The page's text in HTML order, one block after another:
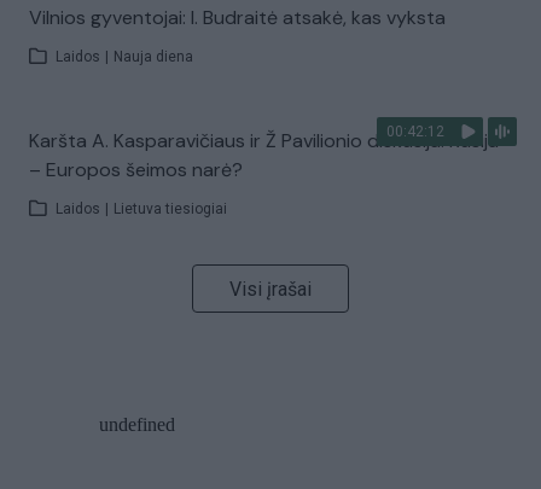
Vilnios gyventojai: I. Budraitė atsakė, kas vyksta
Laidos Nauja diena
00:42:12
Karšta A. Kasparavičiaus ir Ž Pavilionio diskusija: Rusija
– Europos šeimos narė?
Laidos Lietuva tiesiogiai
Visi įrašai